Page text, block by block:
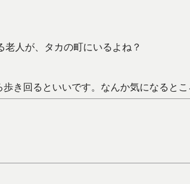
老人が、タカの町にいるよね？
き回るといいです。なんか気になると